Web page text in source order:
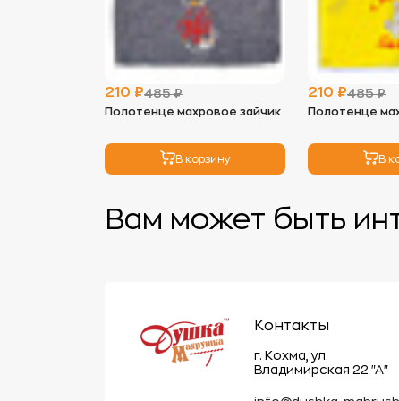
210 ₽485 ₽
Полотенце махровое зайчик
В корзину
210 ₽485 ₽
Полотенце
В
Вам может быть
Контакты
г. Кохма, ул.
Владимирская 22 "А"